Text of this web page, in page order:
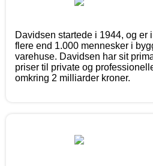
Davidsen startede i 1944, og er
flere end 1.000 mennesker i
varehuse. Davidsen har sit
priser til private og
omkring 2 milliarder kroner.